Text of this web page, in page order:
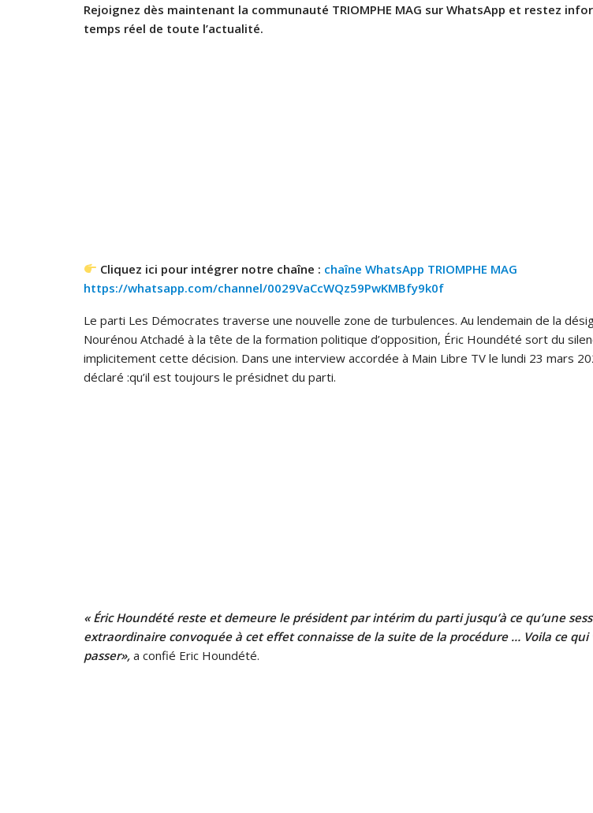
Rejoignez dès maintenant la communauté TRIOMPHE MAG sur WhatsApp et restez
temps réel de toute l’actualité.
Cliquez ici pour intégrer notre chaîne : chaîne WhatsApp TRIOMPHE MAG
https://whatsapp.com/channel/0029VaCcWQz59PwKMBfy9k0f
Le parti Les Démocrates traverse une nouvelle zone de turbulences. Au lendemain de la
Nourénou Atchadé à la tête de la formation politique d’opposition, Éric Houndété sort du
implicitement cette décision. Dans une interview accordée à Main Libre TV le lundi 23 mars
déclaré :qu’il est toujours le présidnet du parti.
« Éric Houndété reste et demeure le président par intérim du parti jusqu’à ce qu’une
extraordinaire convoquée à cet effet connaisse de la suite de la procédure … Voila ce qui
passer», a confié Eric Houndété.